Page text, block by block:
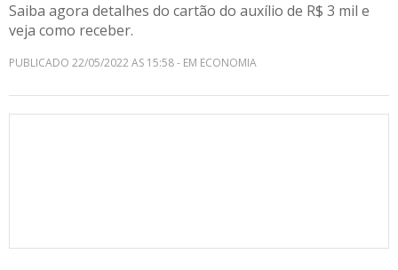
Saiba agora detalhes do cartão do auxílio de R$ 3 mil e
veja como receber.
PUBLICADO 22/05/2022 AS 15:58 - EM ECONOMIA